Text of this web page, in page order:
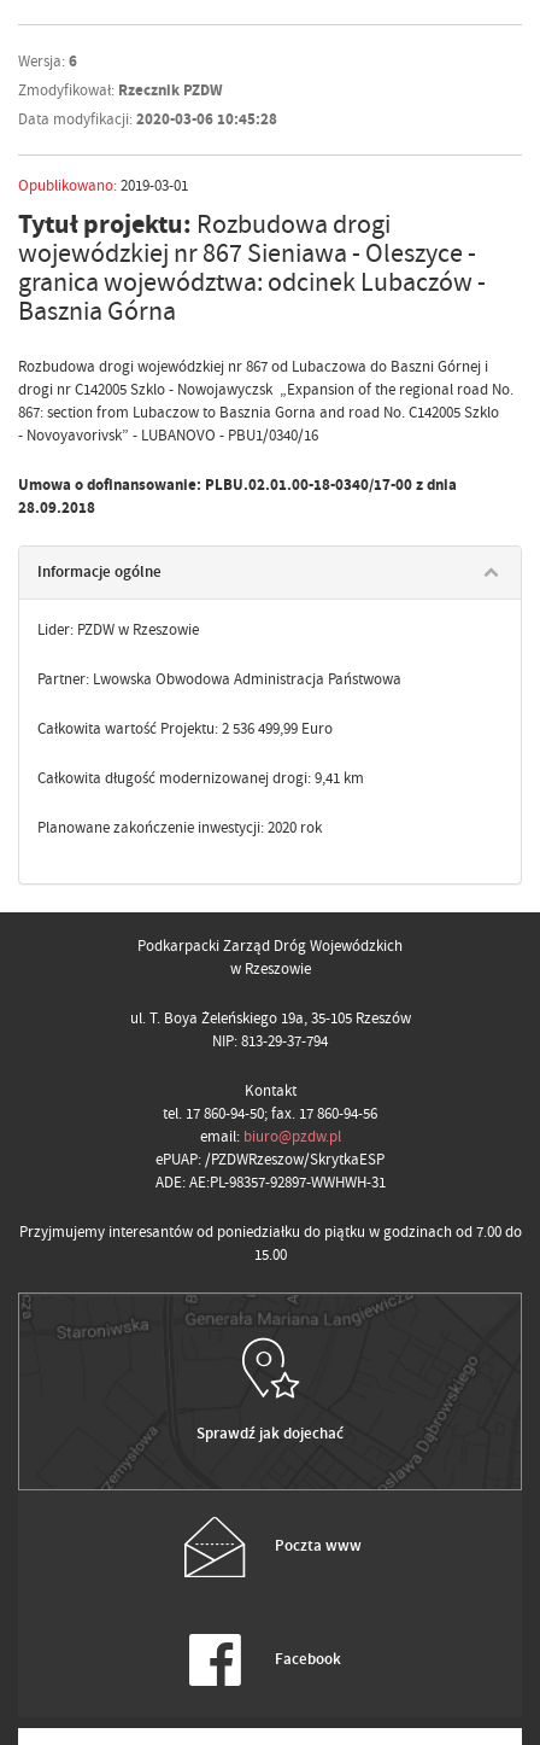
Wersja:6
Zmodyfikował: Rzecznik PZDW
Data modyfikacji:2020-03-06 10:45:28
Opublikowano:2019-03-01
Tytuł projektu: Rozbudowa drogi
wojewódzkiej nr 867 Sieniawa - Oleszyce -
granica województwa: odcinek Lubaczów -
Basznia Górna
Rozbudowa drogi wojewódzkiej nr 867 od Lubaczowa do Baszni Górnej i
drogi nr C142005 Szklo - Nowojawyczsk „Expansion of the regional road No.
867: section from Lubaczow to Basznia Gorna and road No. C142005 Szklo
- Novoyavorivsk” - LUBANOVO - PBU1/0340/16
Umowa o dofinansowanie: PLBU.02.01.00-18-0340/17-00 z dnia
28.09.2018
Informacje ogólne
Lider: PZDW w Rzeszowie
Partner: Lwowska Obwodowa Administracja Państwowa
Całkowita wartość Projektu: 2 536 499,99 Euro
Całkowita długość modernizowanej drogi: 9,41 km
Planowane zakończenie inwestycji: 2020 rok
Podkarpacki Zarząd Dróg Wojewódzkich
w Rzeszowie
ul. T. Boya Żeleńskiego 19a, 35-105 Rzeszów
NIP: 813-29-37-794
Kontakt
tel. 17 860-94-50; fax. 17 860-94-56
email: biuro@pzdw.pl
ePUAP: /PZDWRzeszow/SkrytkaESP
ADE: AE:PL-98357-92897-WWHWH-31
Przyjmujemy interesantów od poniedziałku do piątku w godzinach od 7.00 do
15.00
Sprawdź jak dojechać
Poczta www
Facebook